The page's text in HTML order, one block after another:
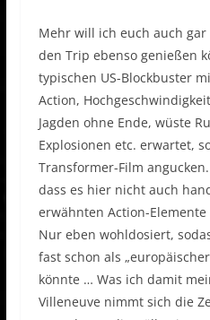
Mehr will ich euch auch
den Trip ebenso genießen
typischen US-Blockbuster
Action,
Jagden ohne Ende, wüste
Explosionen etc. erwartet,
Transformer-Film
dass es hier nicht auch
erwähnten Action-
Nur eben wohldosiert,
fast schon als
könnte … Was ich damit
Villeneuve nimmt sich die